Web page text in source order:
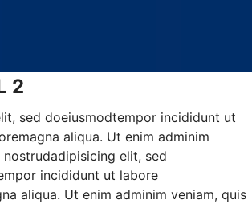
2
sed doeiusmodtempor incididunt ut
aliqua. Ut enim adminim
nostrudadipisicing elit, sed
incididunt ut labore
aliqua. Ut enim adminim veniam, quis